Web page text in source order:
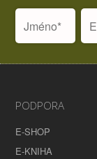
PODPORA
E-SHOP
E-KNIHA